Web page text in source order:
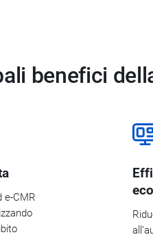
benefici
e-CMR